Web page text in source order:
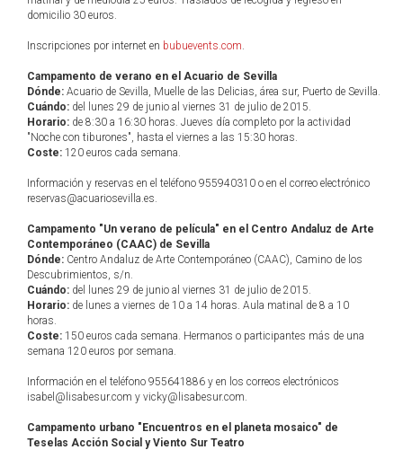
domicilio 30 euros.
Inscripciones por internet en bubuevents.com.
Campamento de verano en el Acuario de Sevilla
Dónde: Acuario de Sevilla, Muelle de las Delicias, área sur, Puerto de Sevilla.
Cuándo: del lunes 29 de junio al viernes 31 de julio de 2015.
Horario: de 8:30 a 16:30 horas. Jueves día completo por la actividad
"Noche con tiburones", hasta el viernes a las 15:30 horas.
Coste: 120 euros cada semana.
Información y reservas en el teléfono 955940310 o en el correo electrónico
reservas@acuariosevilla.es.
Campamento "Un verano de película" en el Centro Andaluz de Arte
Contemporáneo (CAAC) de Sevilla
Dónde: Centro Andaluz de Arte Contemporáneo (CAAC), Camino de los
Descubrimientos, s/n.
Cuándo: del lunes 29 de junio al viernes 31 de julio de 2015.
Horario: de lunes a viernes de 10 a 14 horas. Aula matinal de 8 a 10
horas.
Coste: 150 euros cada semana. Hermanos o participantes más de una
semana 120 euros por semana.
Información en el teléfono 955641886 y en los correos electrónicos
isabel@lisabesur.com y vicky@lisabesur.com.
Campamento urbano "Encuentros en el planeta mosaico" de
Teselas Acción Social y Viento Sur Teatro